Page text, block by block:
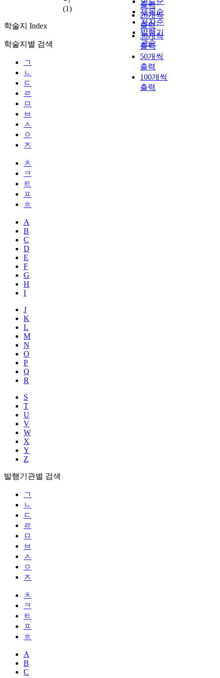
(1)
학술지 Index
학술지별 검색
ㄱ
ㄴ
ㄷ
ㄹ
ㅁ
ㅂ
ㅅ
ㅇ
ㅈ
ㅊ
ㅋ
ㅌ
ㅍ
ㅎ
A
B
C
D
E
F
G
H
I
J
K
L
M
N
O
P
Q
R
S
T
U
V
W
X
Y
Z
발행기관별 검색
ㄱ
ㄴ
ㄷ
ㄹ
ㅁ
ㅂ
ㅅ
ㅇ
ㅈ
ㅊ
ㅋ
ㅌ
ㅍ
ㅎ
A
B
C
제목순
저자순
발행기
관순
출력
20개씩
출력
30개씩
출력
50개씩
출력
100개씩
출력